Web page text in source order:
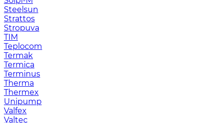
Steelsun
Strattos
Stropuva
TIM
Teplocom
Termak
Termica
Terminus
Therma
Thermex
Unipump
Valfex
Valtec